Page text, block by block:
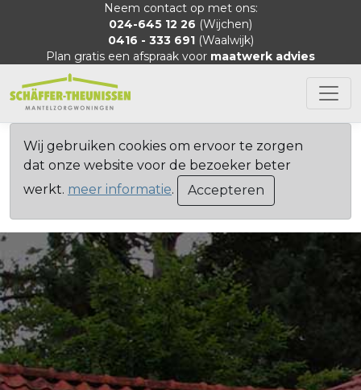
Neem contact op met ons:
024-645 12 26 (Wijchen)
0416 - 333 691(Waalwijk)
Plan gratis een afspraak voor maatwerk advies
Wij gebruiken cookies om ervoor te zorgen
dat onze website voor de bezoeker beter
werkt. meer informatie. Accepteren